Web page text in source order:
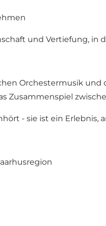
und Vertiefung,
Orchestermusik
Zusammenspiel
- sie ist ein Erlebnis,